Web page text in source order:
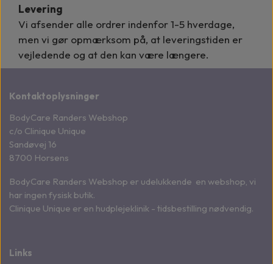
Levering
Vi afsender alle ordrer indenfor1-5 hverdage,
men vi gør opmærksom på, at leveringstiden er
vejledende og at den kan være længere.
Kontaktoplysninger
BodyCare Randers Webshop
c/o Clinique Unique
Sandøvej 16
8700 Horsens
BodyCare Randers Webshop er udelukkende en webshop, vi
har ingen fysisk butik.
Clinique Unique er en hudplejeklinik - tidsbestilling nødvendig.
Links